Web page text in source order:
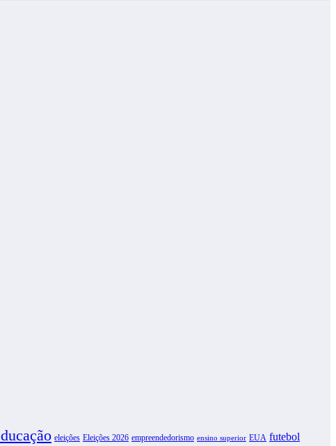
eleições Eleições 2026 empreendedorismo ensino superior EUA futebol